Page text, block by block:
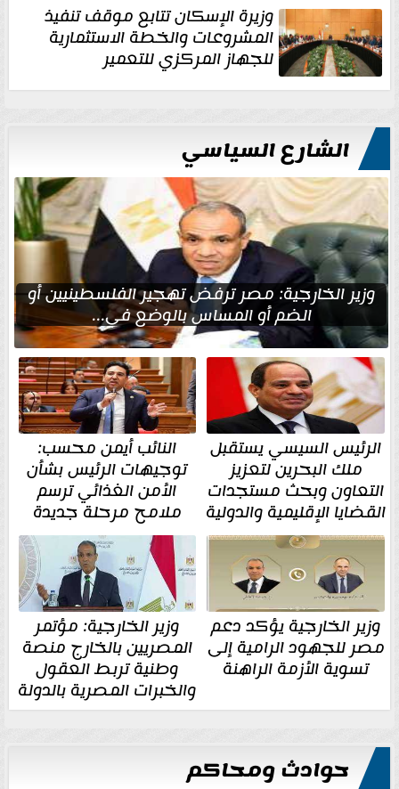
وزيرة الإسكان تتابع موقف تنفيذ
المشروعات والخطة الاستثمارية
للجهاز المركزي للتعمير
الشارع السياسي
وزير الخارجية: مصر ترفض تهجير الفلسطينيين أو
الضم أو المساس بالوضع في...
الرئيس السيسي يستقبل
ملك البحرين لتعزيز
التعاون وبحث مستجدات
القضايا الإقليمية والدولية
النائب أيمن محسب:
توجيهات الرئيس بشأن
الأمن الغذائي ترسم
ملامح مرحلة جديدة
وزير الخارجية يؤكد دعم
مصر للجهود الرامية إلى
تسوية الأزمة الراهنة
وزير الخارجية: مؤتمر
المصريين بالخارج منصة
وطنية تربط العقول
والخبرات المصرية بالدولة
حوادث ومحاكم